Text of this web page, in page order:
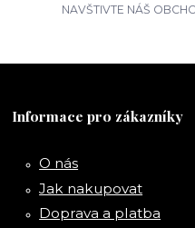
NAVŠTIVTE NÁŠ
Informace pro zákazníky
O nás
Jak nakupovat
Doprava a platba